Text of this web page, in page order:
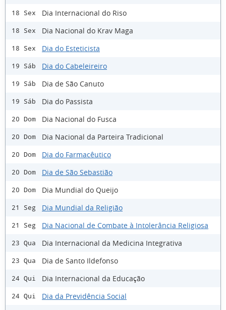
18 Sex Dia Internacional do Riso
18 Sex Dia Nacional do Krav Maga
18 Sex Dia do Esteticista
19 Sáb Dia do Cabeleireiro
19 Sáb Dia de São Canuto
19 Sáb Dia do Passista
20 Dom Dia Nacional do Fusca
20 Dom Dia Nacional da Parteira Tradicional
20 Dom Dia do Farmacêutico
20 Dom Dia de São Sebastião
20 Dom Dia Mundial do Queijo
21 Seg Dia Mundial da Religião
21 Seg Dia Nacional de Combate à Intolerância Religiosa
23 Qua Dia Internacional da Medicina Integrativa
23 Qua Dia de Santo Ildefonso
24 Qui Dia Internacional da Educação
24 Qui Dia da Previdência Social